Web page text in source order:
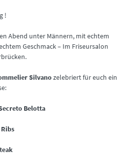
!
Abend unter Männern, mit echtem
Geschmack – Im Friseursalon
Silvanozelebriert für euch ein
Belotta